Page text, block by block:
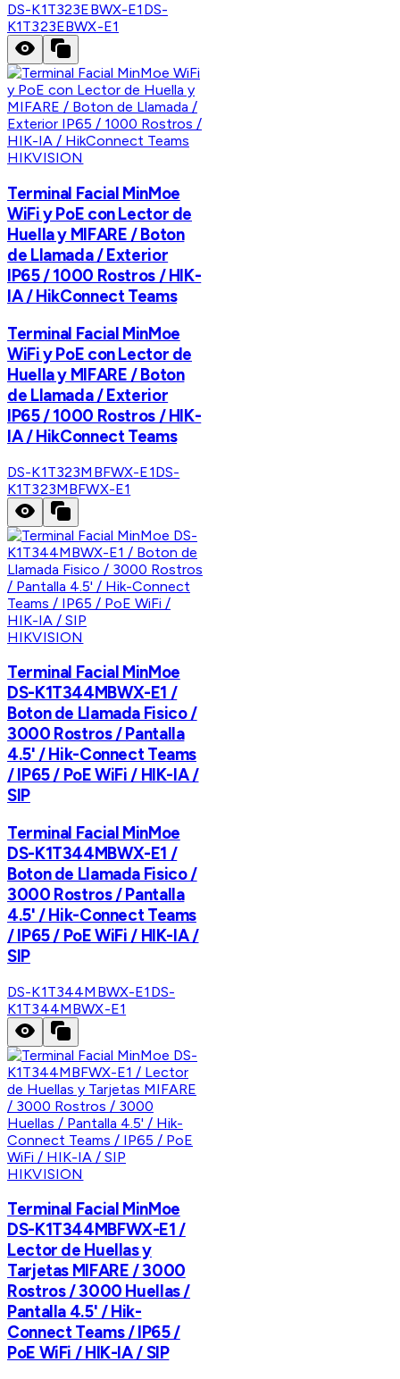
DS-K1T323EBWX-E1 DS-
K1T323EBWX-E1
HIKVISION
Terminal Facial MinMoe
WiFi y PoE con Lector de
Huella y MIFARE / Boton
de Llamada / Exterior
IP65 / 1000 Rostros / HIK-
IA / HikConnect Teams
Terminal Facial MinMoe
WiFi y PoE con Lector de
Huella y MIFARE / Boton
de Llamada / Exterior
IP65 / 1000 Rostros / HIK-
IA / HikConnect Teams
DS-K1T323MBFWX-E1DS-
K1T323MBFWX-E1
HIKVISION
Terminal Facial MinMoe
DS-K1T344MBWX-E1 /
Boton de Llamada Fisico /
3000 Rostros / Pantalla
4.5' / Hik-Connect Teams
/ IP65 / PoE WiFi / HIK-IA /
SIP
Terminal Facial MinMoe
DS-K1T344MBWX-E1 /
Boton de Llamada Fisico /
3000 Rostros / Pantalla
4.5' / Hik-Connect Teams
/ IP65 / PoE WiFi / HIK-IA /
SIP
DS-K1T344MBWX-E1 DS-
K1T344MBWX-E1
HIKVISION
Terminal Facial MinMoe
DS-K1T344MBFWX-E1 /
Lector de Huellas y
Tarjetas MIFARE / 3000
Rostros / 3000 Huellas /
Pantalla 4.5' / Hik-
Connect Teams / IP65 /
PoE WiFi / HIK-IA / SIP